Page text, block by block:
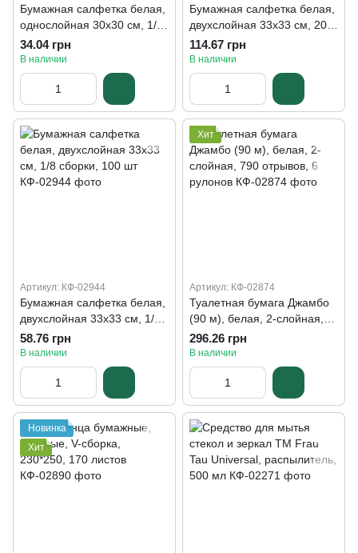
Бумажная салфетка белая,
однослойная 30х30 см, 1/8
сборки, 125 шт.
34.04 грн
В наличии
Бумажная салфетка белая,
двухслойная 33х33 см, 200
шт
114.67 грн
В наличии
Артикул: КФ-02944
Бумажная салфетка белая,
двухслойная 33х33 см, 1/8
сборки, 100 шт
58.76 грн
В наличии
Хит
Артикул: КФ-02874
Туалетная бумага Джамбо
(90 м), белая, 2-слойная,
790 отрывов, 6 рулонов
296.26 грн
В наличии
Новинка
Хит